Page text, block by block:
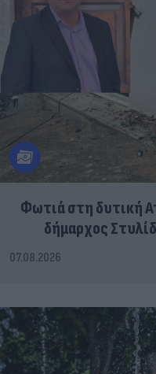
Φωτιά στη δυτική
δήμαρχος
07.08.2026